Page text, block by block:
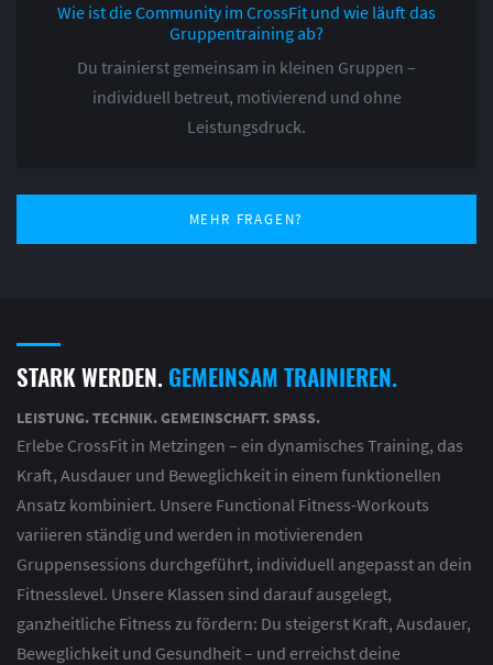
Wie ist die Community im CrossFit und wie läuft das
Gruppentraining ab?
Du trainierst gemeinsam in kleinen Gruppen –
individuell betreut, motivierend und ohne
Leistungsdruck.
MEHR FRAGEN?
STARK WERDEN. GEMEINSAM TRAINIEREN.
LEISTUNG. TECHNIK. GEMEINSCHAFT. SPASS.
Erlebe CrossFit in Metzingen – ein dynamisches Training, das
Kraft, Ausdauer und Beweglichkeit in einem funktionellen
Ansatz kombiniert. Unsere Functional Fitness-Workouts
variieren ständig und werden in motivierenden
Gruppensessions durchgeführt, individuell angepasst an dein
Fitnesslevel. Unsere Klassen sind darauf ausgelegt,
ganzheitliche Fitness zu fördern: Du steigerst Kraft, Ausdauer,
Beweglichkeit und Gesundheit – und erreichst deine